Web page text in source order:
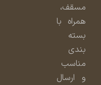
مسقف،
همراه با
بسته
بندی
مناسب
و ارسال